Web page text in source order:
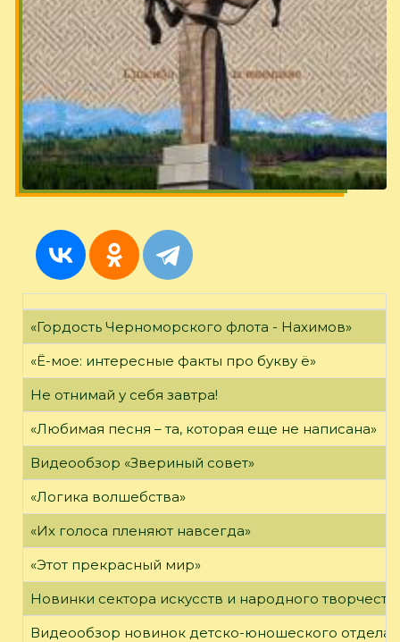
«Гордость Черноморского флота - Нахимов»
«Ё-мое: интересные факты про букву ё»
Не отнимай у себя завтра!
«Любимая песня – та, которая еще не написана»
Видеообзор «Звериный совет»
«Логика волшебства»
«Их голоса пленяют навсегда»
«Этот прекрасный мир»
Новинки сектора искусств и народного
Видеообзор новинок детско-юношеского отдела